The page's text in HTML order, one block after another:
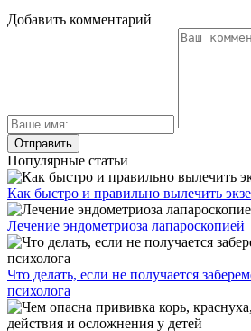
Добавить комментарий
Популярные статьи
Как быстро и правильно вылечить
Лечение эндометриоза лапароскопией
Что делать, если не получается
психолога